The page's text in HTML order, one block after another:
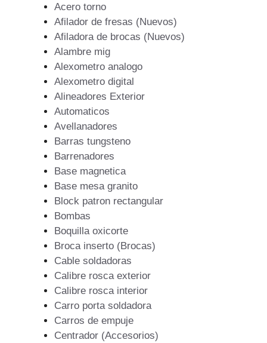
Acero torno
Afilador de fresas (Nuevos)
Afiladora de brocas (Nuevos)
Alambre mig
Alexometro analogo
Alexometro digital
Alineadores Exterior
Automaticos
Avellanadores
Barras tungsteno
Barrenadores
Base magnetica
Base mesa granito
Block patron rectangular
Bombas
Boquilla oxicorte
Broca inserto (Brocas)
Cable soldadoras
Calibre rosca exterior
Calibre rosca interior
Carro porta soldadora
Carros de empuje
Centrador (Accesorios)